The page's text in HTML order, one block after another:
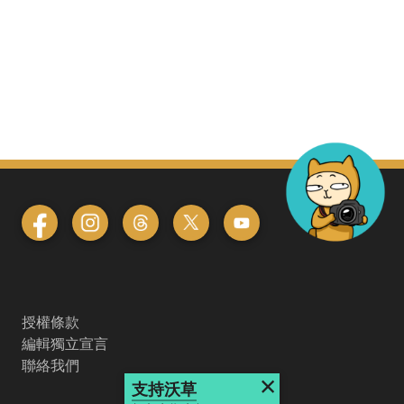
授權條款
編輯獨立宣言
聯絡我們
支持沃草 ×